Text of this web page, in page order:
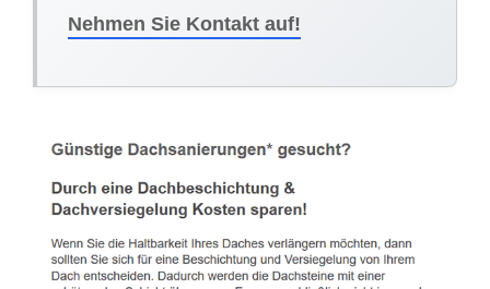
Nehmen Sie Kontakt auf!